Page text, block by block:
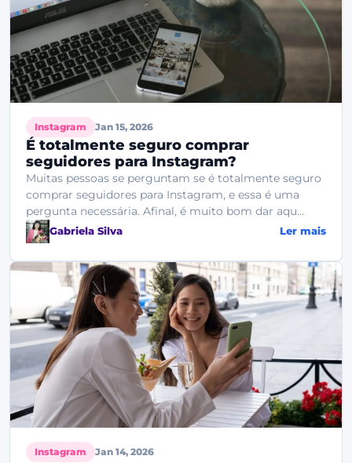
Instagram Jan 15, 2026
É totalmente seguro comprar
seguidores para Instagram?
Muitas pessoas se perguntam se é totalmente seguro
comprar seguidores para Instagram, e essa é uma
pergunta necessária. Afinal, é muito bom dar aqu...
Gabriela Silva Ler mais
Instagram Jan 14, 2026